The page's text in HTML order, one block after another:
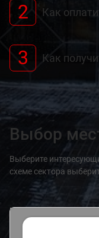
2 Как
3 Как
Выбор
Выберите
схеме сектора